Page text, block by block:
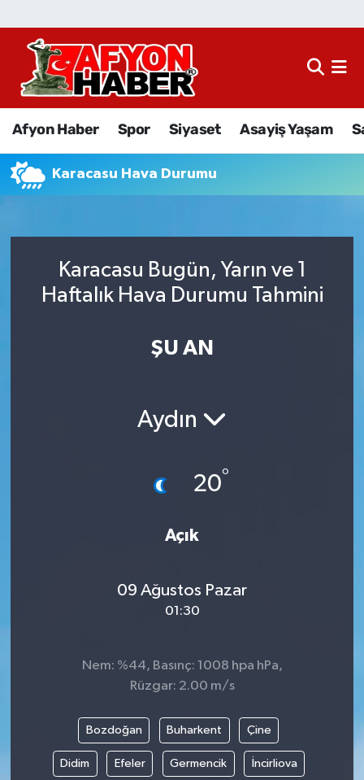
Afyon Haber Spor Siyaset Asayiş Yaşam
Karacasu Hava Durumu
Karacasu Bugün, Yarın ve 1
Haftalık Hava Durumu Tahmini
ŞU AN
Aydın
20°
Açık
09 Ağustos Pazar
01:30
Nem: %44, Basınç: 1008 hpa hPa,
Rüzgar: 2.00 m/s
Bozdoğan Buharkent Çine
Didim Efeler Germencik İncirliova
Afyon Haber
Asayiş Yaşam
Eğitim